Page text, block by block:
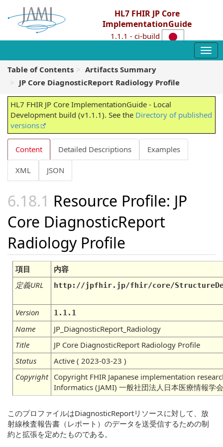
HL7 FHIR JP Core
ImplementationGuide
1.1.1 - ci-build
Table of Contents
Artifacts Summary
JP Core DiagnosticReport Radiology Profile
HL7 FHIR JP Core ImplementationGuide - Local
Development build (v1.1.1). See the Directory of published
versions
Content Detailed Descriptions Examples
XML JSON
Resource Profile: JP
Core DiagnosticReport
Radiology Profile
項目
内容
定義URL
http://jpfhir.jp/fhir/core/
Version 1.1.1
Name
JP_DiagnosticReport_Radiology
Title
JP Core DiagnosticReport Radiology Profile
Status
Active ( 2023-03-23 )
Copyright Copyright FHIR Japanese implementation
Informatics (JAMI) 一般社団法人日本医療情報学
このプロファイルはDiagnosticReportリソースに対して、放
射線検査報告書（レポート）のデータを送受信するための制
約と拡張を定めたものである。